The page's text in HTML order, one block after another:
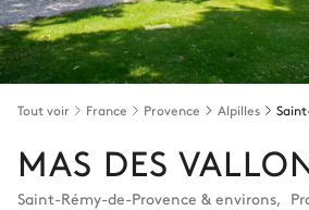
Tout voir France Provence Alpilles
MAS DES
Saint-Rémy-de-Provence & environs,